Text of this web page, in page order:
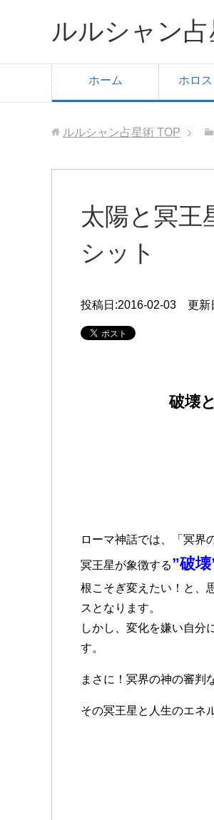
ルルシャン
ホーム ホロ
ルルシャン占星術 TOP
太陽と冥王
シット
投稿日:2016-02-03 更新
破壊
ローマ神話では、「冥界
冥王星が象徴する”破
根こそぎ変えたい！と、
スとなります。
しかし、変化を嫌い自分
す。
まさに！冥界の神の審判
その冥王星と人生のエネ